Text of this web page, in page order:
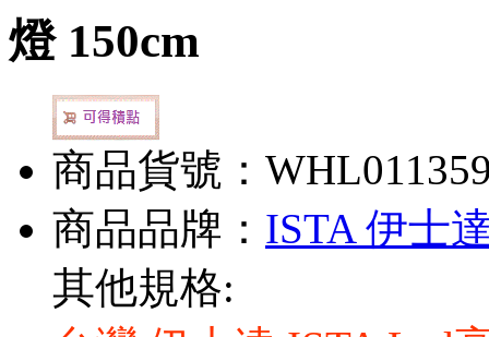
燈 150cm
商品貨號：
商品品牌： ISTA 伊士
其他規格: